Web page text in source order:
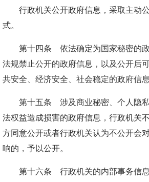
行政机关公开政府信息，采取主动公
式。
第十四条 依法确定为国家秘密的政
法规禁止公开的政府信息，以及公开后
共安全、经济安全、社会稳定的政府信
第十五条 涉及商业秘密、个人隐私
法权益造成损害的政府信息，行政机关
方同意公开或者行政机关认为不公开会
响的，予以公开。
第十六条 行政机关的内部事务信息